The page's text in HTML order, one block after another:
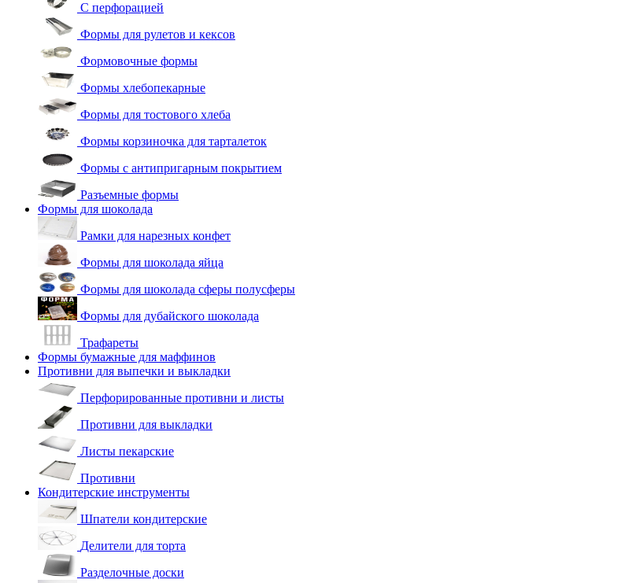
С перфорацией
Формы для рулетов и кексов
Формовочные формы
Формы хлебопекарные
Формы для тостового хлеба
Формы корзиночка для тарталеток
Формы с антипригарным покрытием
Разъемные формы
Формы для шоколада
Рамки для нарезных конфет
Формы для шоколада яйца
Формы для шоколада сферы полусферы
Формы для дубайского шоколада
Трафареты
Формы бумажные для маффинов
Противни для выпечки и выкладки
Перфорированные противни и листы
Противни для выкладки
Листы пекарские
Противни
Кондитерские инструменты
Шпатели кондитерские
Делители для торта
Разделочные доски